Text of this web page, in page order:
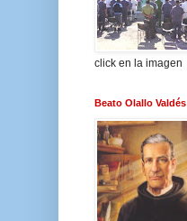
click en la imagen
Beato Olallo Valdés